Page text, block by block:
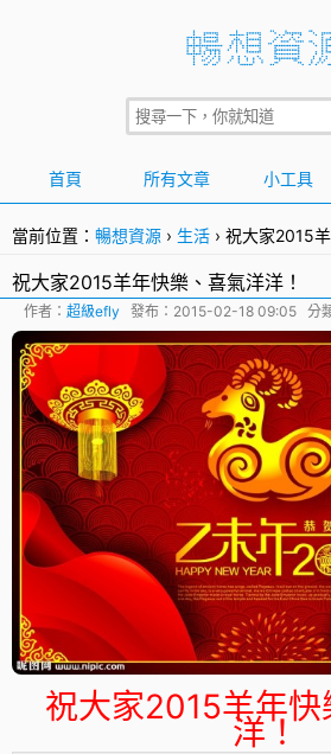
首頁 所有文章 小工具
當前位置： 暢想資源 › 生活 › 祝大家2015
祝大家2015羊年快樂、喜氣洋洋！
作者： 超級efly 發布： 2015-02-18 09:05 分
祝大家2015羊年
洋！